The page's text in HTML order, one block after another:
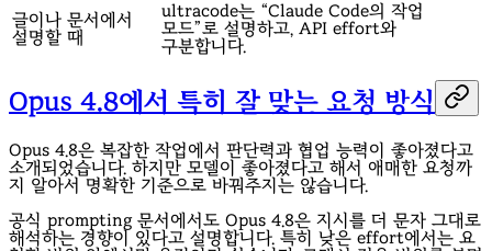
글이나 문서에서
설명할 때
ultracode는 “Claude Code의 작업
모드”로 설명하고, API effort와
구분합니다.
Opus 4.8에서 특히 잘 맞는 요청 방식
Opus 4.8은 복잡한 작업에서 판단력과 협업 능력이 좋아졌다고
소개되었습니다. 하지만 모델이 좋아졌다고 해서 애매한 요청까
지 알아서 명확한 기준으로 바꿔주지는 않습니다.
공식 prompting 문서에서도 Opus 4.8은 지시를 더 문자 그대로
해석하는 경향이 있다고 설명합니다. 특히 낮은 effort에서는 요